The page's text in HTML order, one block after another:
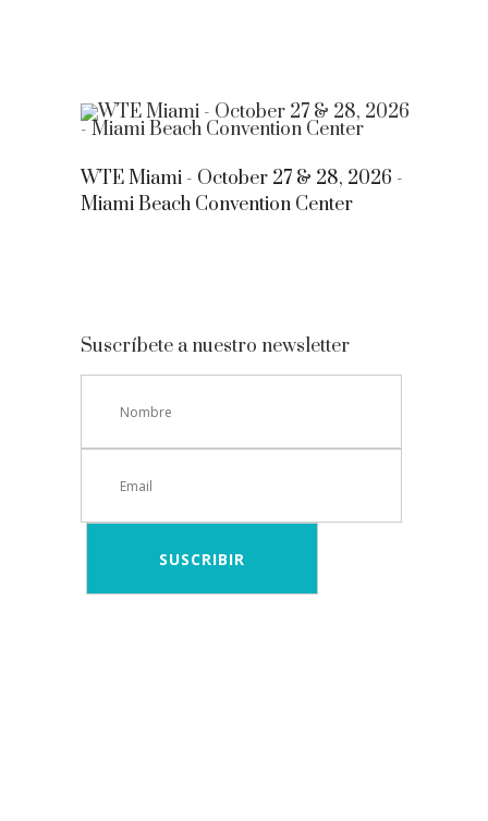
WTE Miami - October 27 & 28, 2026 -
Miami Beach Convention Center
Suscríbete a nuestro newsletter